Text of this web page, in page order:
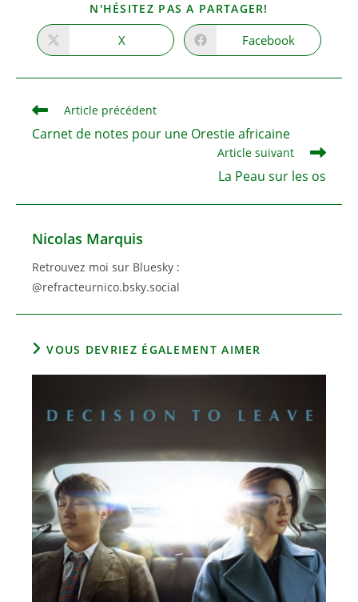
N'HÉSITEZ PAS A PARTAGER!
CONTENU
Ouvrir
dans
autre
X Ouvrir
dans
autre
Facebook
Read
articles
Article précédent
Carnet de notes pour une Orestie africaine
Article suivant
La Peau sur les os
Nicolas Marquis
Retrouvez moi sur Bluesky :
@refracteurnico.bsky.social
VOUS DEVRIEZ ÉGALEMENT AIMER